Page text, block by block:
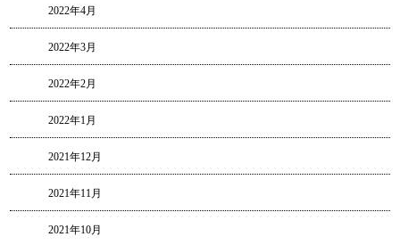
2022年4月
2022年3月
2022年2月
2022年1月
2021年12月
2021年11月
2021年10月